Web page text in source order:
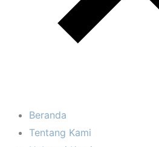
Beranda
Tentang Kami